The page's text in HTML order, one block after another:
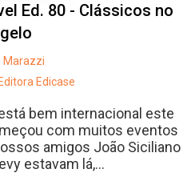
Ed. 80 - Clássicos no
gelo
Marazzi
Editora Edicase
bem internacional este
com muitos eventos
amigos João Siciliano
estavam lá,...